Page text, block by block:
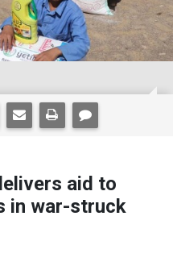
aid to
in war-struck